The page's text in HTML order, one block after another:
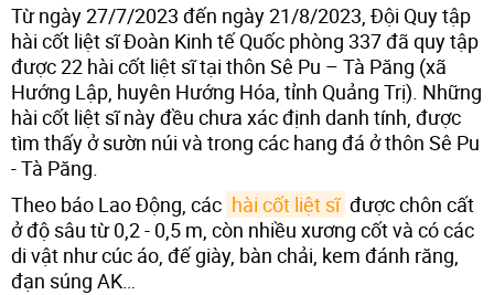
Từ ngày 27/7/2023 đến ngày 21/8/2023, Đội Quy tập
hài cốt liệt sĩ Đoàn Kinh tế Quốc phòng 337 đã quy tập
được 22 hài cốt liệt sĩ tại thôn Sê Pu – Tà Păng (xã
Hướng Lập, huyên Hướng Hóa, tỉnh Quảng Trị). Những
hài cốt liệt sĩ này đều chưa xác định danh tính, được
tìm thấy ở sườn núi và trong các hang đá ở thôn Sê Pu
- Tà Păng.
Theo báo Lao Động, các hài cốt liệt sĩ được chôn cất
ở độ sâu từ 0,2 - 0,5 m, còn nhiều xương cốt và có các
di vật như cúc áo, đế giày, bàn chải, kem đánh răng,
đạn súng AK…